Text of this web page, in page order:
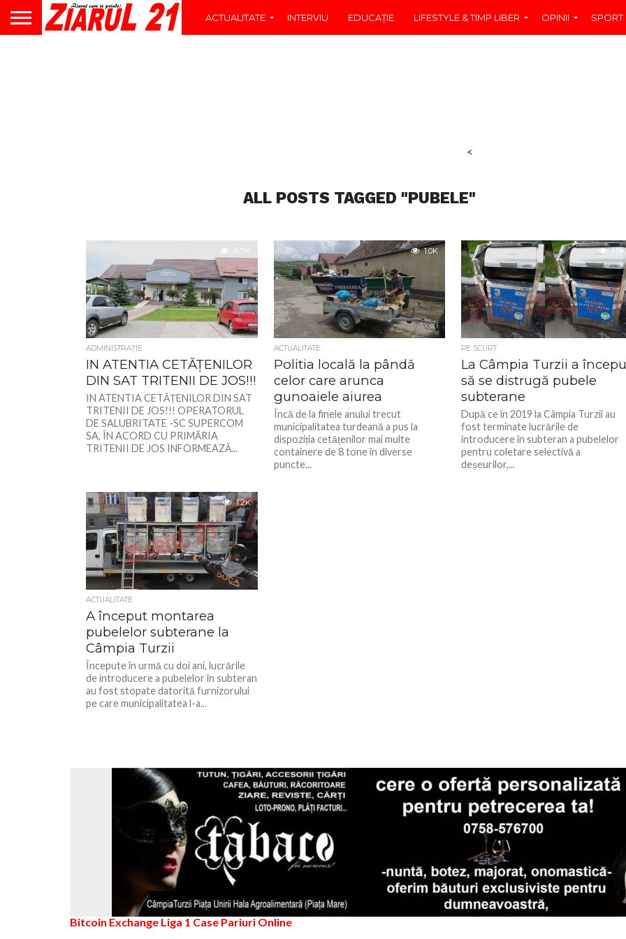
ACTUALITATE INTERVIU EDUCAŢIE LIFESTYLE & TIMP LIBER OPINII SPORT
<
ALL POSTS TAGGED "PUBELE"
4.7K
ADMINISTRAŢIE
IN ATENTIA CETĂȚENILOR
DIN SAT TRITENII DE JOS!!!
IN ATENTIA CETĂȚENILOR DIN SAT
TRITENII DE JOS!!! OPERATORUL
DE SALUBRITATE -SC SUPERCOM
SA, ÎN ACORD CU PRIMĂRIA
TRITENII DE JOS INFORMEAZĂ...
1.0K
ACTUALITATE
Politia locală la pândă
celor care arunca
gunoaiele aiurea
Încă de la finele anului trecut
municipalitatea turdeană a pus la
dispoziția cetățenilor mai multe
containere de 8 tone în diverse
puncte...
1.8K
PE SCURT
La Câmpia Turzii a
să se distrugă pubele
subterane
După ce în 2019 la Câmpia Turzii au
fost terminate lucrările de
introducere în subteran a pubelelor
pentru coletare selectivă a
deșeurilor,...
1.2K
ACTUALITATE
A început montarea
pubelelor subterane la
Câmpia Turzii
Începute în urmă cu doi ani, lucrările
de introducere a pubelelor în subteran
au fost stopate datorită furnizorului
pe care municipalitatea l-a...
Bitcoin Exchange Liga 1 Case Pariuri Online